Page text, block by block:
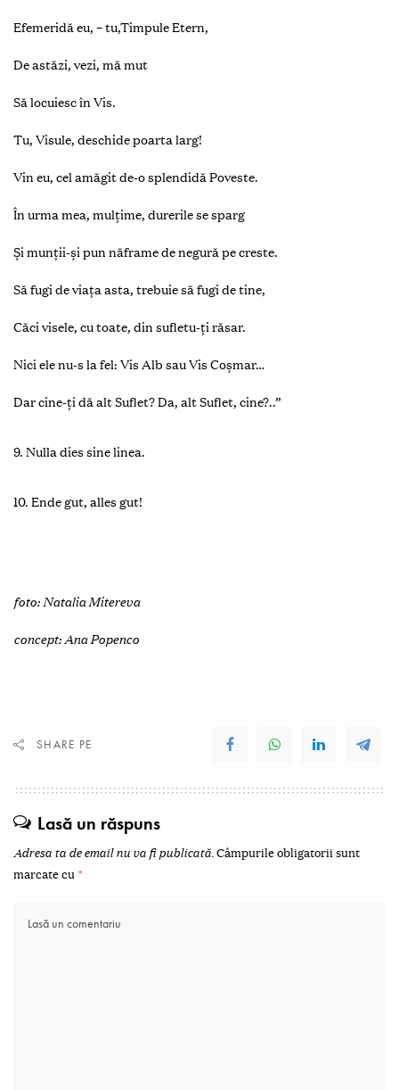
Efemeridă eu, – tu,Timpule Etern,
De astăzi, vezi, mă mut
Să locuiesc în Vis.
Tu, Visule, deschide poarta larg!
Vin eu, cel amăgit de-o splendidă Poveste.
În urma mea, mulţime, durerile se sparg
Şi munţii-şi pun năframe de negură pe creste.
Să fugi de viaţa asta, trebuie să fugi de tine,
Căci visele, cu toate, din sufletu-ţi răsar.
Nici ele nu-s la fel: Vis Alb sau Vis Coșmar…
Dar cine-ţi dă alt Suflet? Da, alt Suflet, cine?..”
9. Nulla dies sine linea.
10. Ende gut, alles gut!
foto: Natalia Mitereva
concept: Ana Popenco
SHARE PE
Lasă un răspuns
Adresa ta de email nu va fi publicată.Câmpurile obligatorii sunt
marcate cu *